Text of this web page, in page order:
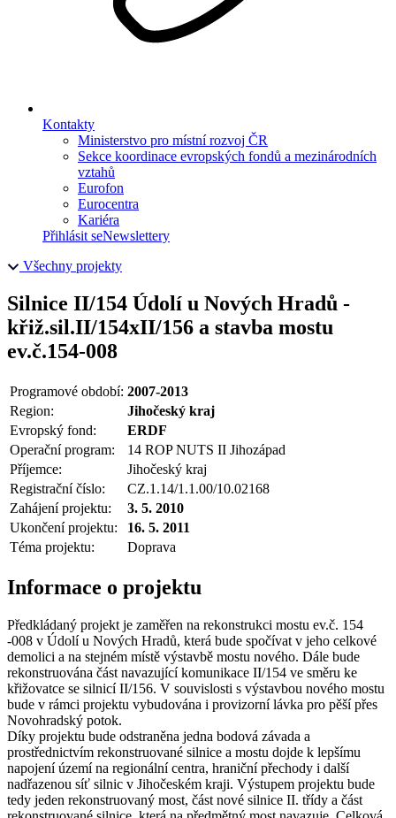
Kontakty
Ministerstvo pro místní rozvoj ČR
Sekce koordinace evropských fondů a mezinárodních
vztahů
Eurofon
Eurocentra
Kariéra
Přihlásit seNewslettery
Všechny projekty
Silnice II/154 Údolí u Nových Hradů -
křiž.sil.II/154xII/156 a stavba mostu
ev.č.154-008
Programové období: 2007-2013
Region:
Jihočeský kraj
Evropský fond:
ERDF
Operační program:
14 ROP NUTS II Jihozápad
Příjemce:
Jihočeský kraj
Registrační číslo:
CZ.1.14/1.1.00/10.02168
Zahájení projektu:
3. 5. 2010
Ukončení projektu:
16. 5. 2011
Téma projektu:
Doprava
Informace o projektu
Předkládaný projekt je zaměřen na rekonstrukci mostu ev.č. 154
-008 v Údolí u Nových Hradů, která bude spočívat v jeho celkové
demolici a na stejném místě výstavbě mostu nového. Dále bude
rekonstruována část navazující komunikace II/154 ve směru ke
křižovatce se silnicí II/156. V souvislosti s výstavbou nového mostu
bude v rámci projektu vybudována i provizorní lávka pro pěší přes
Novohradský potok.
Díky projektu bude odstraněna jedna bodová závada a
prostřednictvím rekonstruované silnice a mostu dojde k lepšímu
napojení území na regionální centra, hraniční přechody i další
nadřazenou síť silnic v Jihočeském kraji. Výstupem projektu bude
tedy jeden rekonstruovaný most, část nové silnice II. třídy a část